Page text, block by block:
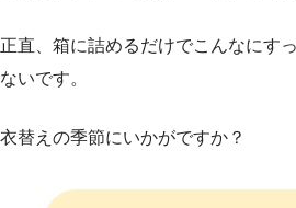
正直、箱に詰めるだけでこんなにす
ないです。
衣替えの季節にいかがですか？